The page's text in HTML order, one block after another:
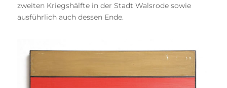
zweiten Kriegshälfte in der Stadt Walsrode sowie
ausführlich auch dessen Ende.